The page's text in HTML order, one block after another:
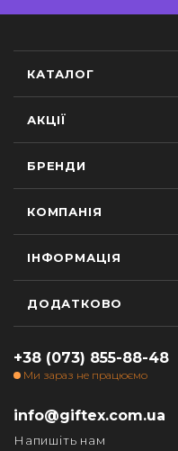
КАТАЛОГ
АКЦІЇ
БРЕНДИ
КОМПАНІЯ
ІНФОРМАЦІЯ
ДОДАТКОВО
+38 (073) 855-88-48
Ми зараз не працюємо
info@giftex.com.ua
Напишіть нам